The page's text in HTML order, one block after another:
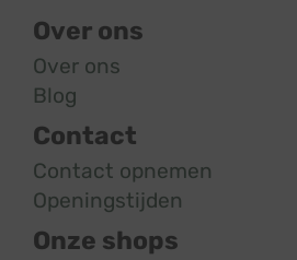
Over ons
Over ons
Blog
Contact
Contact opnemen
Openingstijden
Onze shops